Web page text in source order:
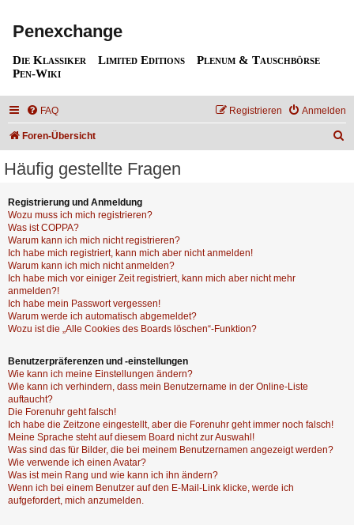
Penexchange
Die Klassiker Limited Editions
Plenum & Tauschbörse
Pen-Wiki
FAQ Anmelden
Registrieren
Foren-Übersicht
Häufig gestellte Fragen
Registrierung und Anmeldung
Wozu muss ich mich registrieren?
Was ist COPPA?
Warum kann ich mich nicht registrieren?
Ich habe mich registriert, kann mich aber nicht anmelden!
Warum kann ich mich nicht anmelden?
Ich habe mich vor einiger Zeit registriert, kann mich aber nicht mehr
anmelden?!
Ich habe mein Passwort vergessen!
Warum werde ich automatisch abgemeldet?
Wozu ist die „Alle Cookies des Boards löschen“-Funktion?
Benutzerpräferenzen und -einstellungen
Wie kann ich meine Einstellungen ändern?
Wie kann ich verhindern, dass mein Benutzername in der Online-Liste
auftaucht?
Die Forenuhr geht falsch!
Ich habe die Zeitzone eingestellt, aber die Forenuhr geht immer noch falsch!
Meine Sprache steht auf diesem Board nicht zur Auswahl!
Was sind das für Bilder, die bei meinem Benutzernamen angezeigt werden?
Wie verwende ich einen Avatar?
Was ist mein Rang und wie kann ich ihn ändern?
Wenn ich bei einem Benutzer auf den E-Mail-Link klicke, werde ich
aufgefordert, mich anzumelden.